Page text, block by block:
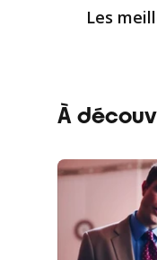
Les
À